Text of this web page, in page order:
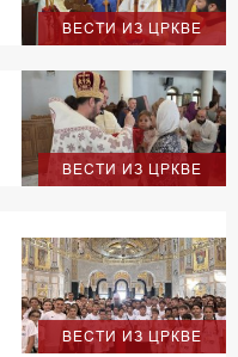
ВЕСТИ ИЗ ЦРКВЕ
ВЕСТИ ИЗ ЦРКВЕ
ВЕСТИ ИЗ ЦРКВЕ